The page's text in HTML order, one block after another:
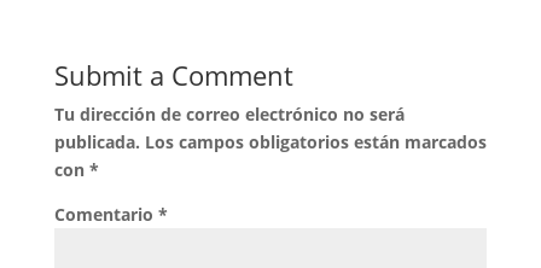
Submit a Comment
Tu dirección de correo electrónico no será
publicada. Los campos obligatorios están marcados
con *
Comentario *